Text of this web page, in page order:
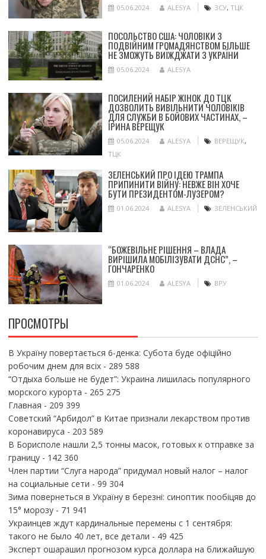
05.06.2024 ALESYA ЗСУ, ТЦК
ПОСОЛЬСТВО США: ЧОЛОВІКИ З
ПОДВІЙНИМ ГРОМАДЯНСТВОМ БІЛЬШЕ
НЕ ЗМОЖУТЬ ВИЇЖДЖАТИ З УКРАЇНИ
05.06.2024 ALESYA
ПОСИЛЕНИЙ НАБІР ЖІНОК ДО ТЦК
ДОЗВОЛИТЬ ВИВІЛЬНИТИ ЧОЛОВІКІВ
ДЛЯ СЛУЖБИ В БОЙОВИХ ЧАСТИНАХ, –
ІРИНА ВЕРЕЩУК
05.06.2024 ALESYA ВЕРЕЩУК,
ТЦК
ЗЕЛЕНСЬКИЙ ПРО ІДЕЮ ТРАМПА
ПРИПИНИТИ ВІЙНУ: НЕВЖЕ ВІН ХОЧЕ
БУТИ ПРЕЗИДЕНТОМ-ЛУЗЕРОМ?
01.06.2024 ALESYA ЗЕЛЕНСЬКИЙ
“БОЖЕВІЛЬНЕ РІШЕННЯ – ВЛАДА
ВИРІШИЛА МОБІЛІЗУВАТИ ДСНС”, –
ГОНЧАРЕНКО
01.06.2024 ALESYA ВРУ
ПРОСМОТРЫ
В Україну повертається 6-денка: Субота буде офіційно
робочим днем для всіх- 289 588
“Отдыха больше не будет”: Украина лишилась популярного
морского курорта - 265 275
Главная - 209 399
Советский “Арбидол” в Китае признали лекарством против
коронавируса - 203 589
В Борисполе нашли 2,5 тонны масок, готовых к отправке за
границу- 142 360
Член партии “Слуга народа” придумал новый налог – налог
на социальные сети - 99 304
Зима повернеться в Україну в березні: синоптик пообіцяв до
15° морозу- 71 941
Украинцев ждут кардинальные перемены с 1 сентября:
такого не было 40 лет, все детали - 49 425
Эксперт ошарашил прогнозом курса доллара на ближайшую